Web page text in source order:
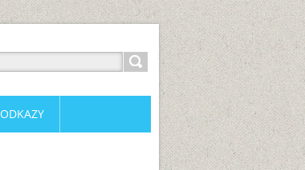
ODKAZY